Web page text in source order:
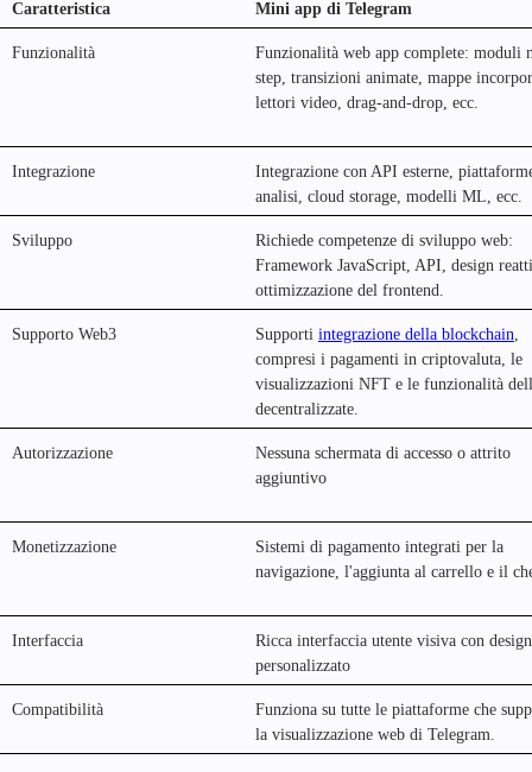
Caratteristica Mini app di Telegram
Funzionalità
Funzionalità web app complete: moduli
step, transizioni animate, mappe
lettori video, drag-and-drop, ecc.
Integrazione
Integrazione con API esterne,
analisi, cloud storage, modelli ML, ecc.
Sviluppo
Richiede competenze di sviluppo web:
Framework JavaScript, API, design
ottimizzazione del frontend.
Supporto Web3 Supporti integrazione della blockchain,
compresi i pagamenti in criptovaluta, le
visualizzazioni NFT e le funzionalità
decentralizzate.
Autorizzazione
Nessuna schermata di accesso o attrito
aggiuntivo
Monetizzazione
Sistemi di pagamento integrati per la
navigazione, l'aggiunta al carrello e il
Interfaccia
Ricca interfaccia utente visiva con design
personalizzato
Compatibilità
Funziona su tutte le piattaforme che
la visualizzazione web di Telegram.